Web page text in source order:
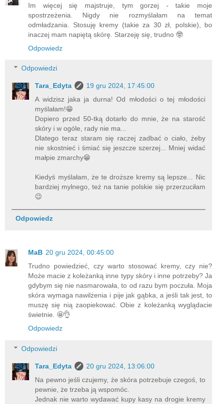
Im więcej się majstruje, tym gorzej - takie moje
spostrzeżenia. Nigdy nie rozmyślałam na temat
odmładzania. Stosuję kremy (takie za 30 zł, polskie), bo
inaczej mam napiętą skórę. Starzeję się, trudno 🤓
Odpowiedz
Odpowiedzi
Tara_Edyta
19 gru 2024, 17:45:00
A widzisz jaka ja durna! Od młodości o tej młodości
myślałam!😁
Dopiero przed 50-tką dotarło do mnie, że na starość
skóry i w ogóle, rady nie ma...
Dlatego teraz staram się raczej zadbać o ciało, żeby
nie skostnieć i śmiać się jeszcze szerzej... Mniej widać
małpie zmarchy😁
Kiedyś myślałam, że te droższe kremy są lepsze... Nic
bardziej mylnego, też na tanie polskie się przerzuciłam
😉
Odpowiedz
MaB 20 gru 2024, 00:45:00
Trudno powiedzieć, czy warto stosować kremy, czy nie?
Może macie z koleżanką inne typy skóry i inne potrzeby? Ja
gdybym się nie nasmarowała, to od razu bym poczuła. Moja
skóra wymaga nawilżenia i pije jak gąbka, a jeśli tak jest, to
muszę się nią zaopiekować. Obie z koleżanką wyglądacie
świetnie. 🤩👌
Odpowiedz
Odpowiedzi
Tara_Edyta
20 gru 2024, 13:06:00
Na pewno jeśli czujemy, że skóra potrzebuje czegoś, to
pewnie, że trzeba ją wspomóc.
Jednak nie warto wydawać kupy kasy na drogie kremy